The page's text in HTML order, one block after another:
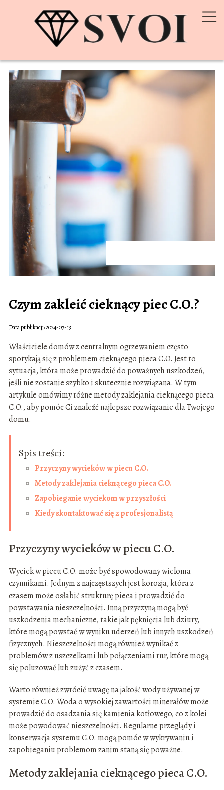
Czym zakleić cieknący piec C.O.?
Data publikacji: 2024-07-13
Właściciele domów z centralnym ogrzewaniem często
spotykają się z problemem cieknącego pieca C.O. Jest to
sytuacja, która może prowadzić do poważnych uszkodzeń,
jeśli nie zostanie szybko i skutecznie rozwiązana. W tym
artykule omówimy różne metody zaklejania cieknącego pieca
C.O., aby pomóc Ci znaleźć najlepsze rozwiązanie dla Twojego
domu.
Spis treści:
Przyczyny wycieków w piecu C.O.
Metody zaklejania cieknącego pieca C.O.
Zapobieganie wyciekom w przyszłości
Kiedy skontaktować się z profesjonalistą
Przyczyny wycieków w piecu C.O.
Wyciek w piecu C.O. może być spowodowany wieloma
czynnikami. Jednym z najczęstszych jest korozja, która z
czasem może osłabić strukturę pieca i prowadzić do
powstawania nieszczelności. Inną przyczyną mogą być
uszkodzenia mechaniczne, takie jak pęknięcia lub dziury,
które mogą powstać w wyniku uderzeń lub innych uszkodzeń
fizycznych. Nieszczelności mogą również wynikać z
problemów z uszczelkami lub połączeniami rur, które mogą
się poluzować lub zużyć z czasem.
Warto również zwrócić uwagę na jakość wody używanej w
systemie C.O. Woda o wysokiej zawartości minerałów może
prowadzić do osadzania się kamienia kotłowego, co z kolei
może powodować nieszczelności. Regularne przeglądy i
konserwacja systemu C.O. mogą pomóc w wykrywaniu i
zapobieganiu problemom zanim staną się poważne.
Metody zaklejania cieknącego pieca C.O.